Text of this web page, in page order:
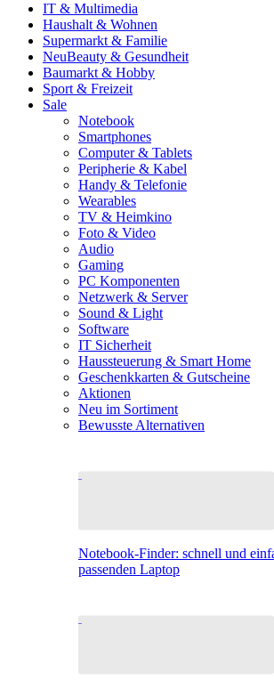
IT & Multimedia
Haushalt & Wohnen
Supermarkt & Familie
NeuBeauty & Gesundheit
Baumarkt & Hobby
Sport & Freizeit
Sale
Notebook
Smartphones
Computer & Tablets
Peripherie & Kabel
Handy & Telefonie
Wearables
TV & Heimkino
Foto & Video
Audio
Gaming
PC Komponenten
Netzwerk & Server
Sound & Light
Software
IT Sicherheit
Haussteuerung & Smart Home
Geschenkkarten & Gutscheine
Aktionen
Neu im Sortiment
Bewusste Alternativen
Notebook-Finder: schnell und
passenden Laptop